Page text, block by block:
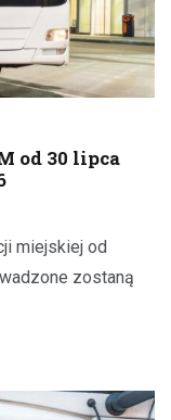
od 30 lipca
miejskiej od
zostaną